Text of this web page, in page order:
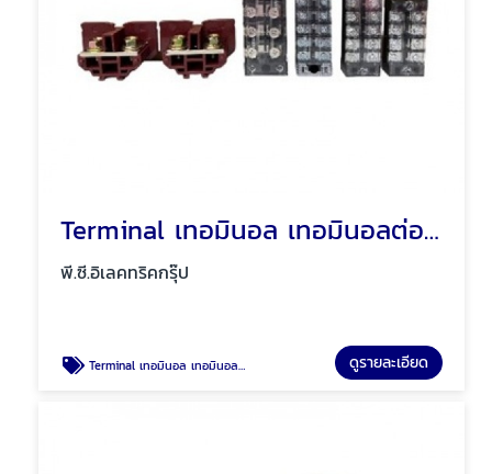
Terminal เทอมินอล เทอมินอลต่อสายไฟ พัทยา ชลบุรี
พี.ซี.อิเลคทริคกรุ๊ป
Terminal เทอมินอล เทอมินอลต่อสายไฟ ดูรายละเอียด